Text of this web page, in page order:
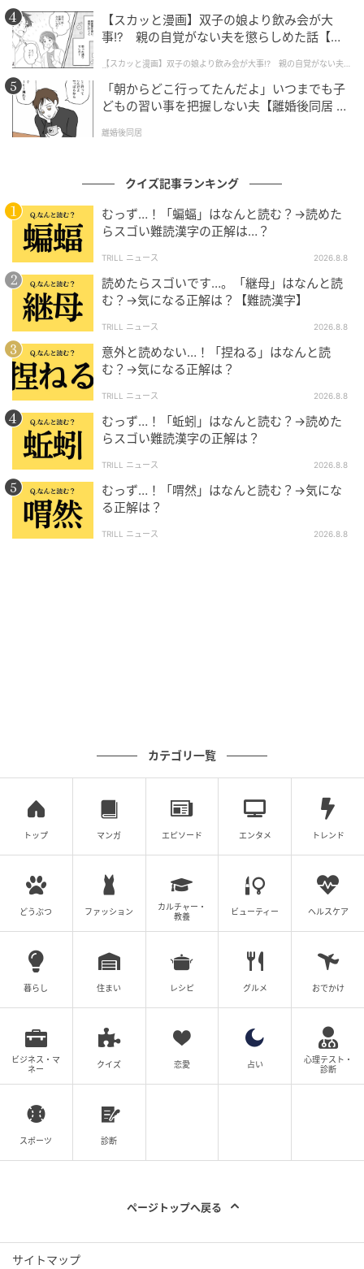
【スカッと漫画】双子の娘より飲み会が大
事!? 親の自覚がない夫を懲らしめた話【第1
【スカッと漫画】双子の娘より飲み会が大事!? 親の自覚がない夫を
懲らしめた話
「朝からどこ行ってたんだよ」いつまでも子
どもの習い事を把握しない夫【離婚後同居 Vo
離婚後同居
クイズ記事ランキング
むっず…！「蝙蝠」はなんと読む？→読めた
らスゴい難読漢字の正解は…？
TRILL ニュース 2026.8.8
読めたらスゴいです…。「継母」はなんと読
む？→気になる正解は？【難読漢字】
TRILL ニュース 2026.8.8
意外と読めない…！「捏ねる」はなんと読
む？→気になる正解は？
TRILL ニュース 2026.8.8
むっず…！「蚯蚓」はなんと読む？→読めた
らスゴい難読漢字の正解は？
TRILL ニュース 2026.8.8
むっず…！「喟然」はなんと読む？→気にな
る正解は？
TRILL ニュース 2026.8.8
カテゴリ一覧
トップ マンガ エピソード エンタメ トレンド
どうぶつ ファッション
カルチャー・
教養
ビューティー ヘルスケア
暮らし 住まい レシピ グルメ おでかけ
ビジネス・マ
ネー
クイズ 恋愛 占い
心理テスト・
診断
スポーツ 診断
ページトップへ戻る
サイトマップ